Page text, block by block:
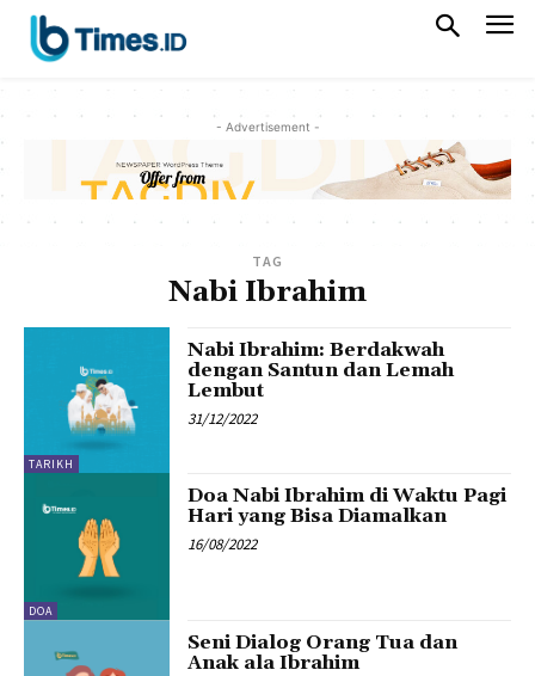
- Advertisement -
TAG
Nabi Ibrahim
TARIKH
Nabi Ibrahim: Berdakwah
dengan Santun dan Lemah
Lembut
31/12/2022
DOA
Doa Nabi Ibrahim di Waktu Pagi
Hari yang Bisa Diamalkan
16/08/2022
Seni Dialog Orang Tua dan
Anak ala Ibrahim